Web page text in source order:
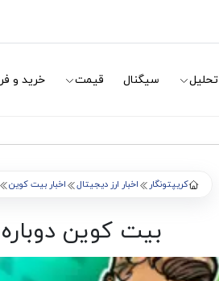
تحلیل سیگنال قیمت خرید و
کریپتونگار اخبار ارز دیجیتال اخبار بیت کوین
بیت کوین